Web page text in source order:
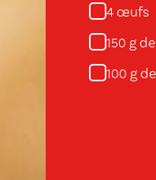
4 œufs
150 g
100 g